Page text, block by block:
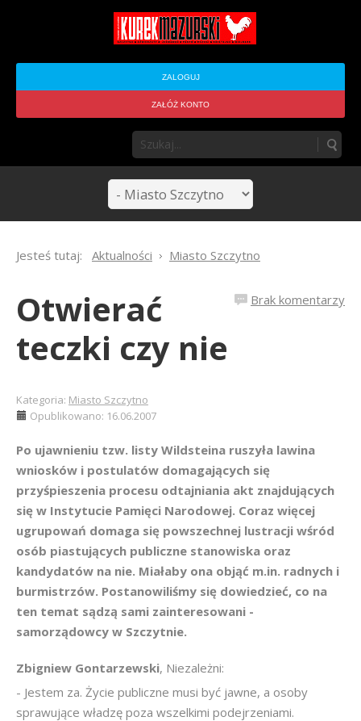
ZALOGUJ
ZAŁÓŻ KONTO
Jesteś tutaj: Aktualności Miasto Szczytno
Brak komentarzy
Otwierać
teczki czy nie
Kategoria: Miasto Szczytno
Opublikowano: 16.06.2007
Po ujawnieniu tzw. listy Wildsteina ruszyła lawina
wniosków i postulatów domagających się
przyśpieszenia procesu odtajniania akt znajdujących
się w Instytucie Pamięci Narodowej. Coraz więcej
ugrupowań domaga się powszechnej lustracji wśród
osób piastujących publiczne stanowiska oraz
kandydatów na nie. Miałaby ona objąć m.in. radnych i
burmistrzów. Postanowiliśmy się dowiedzieć, co na
ten temat sądzą sami zainteresowani -
samorządowcy w Szczytnie.
Zbigniew Gontarzewski, Niezależni:
- Jestem za. Życie publiczne musi być jawne, a osoby
sprawujące władzę poza wszelkimi podejrzeniami.